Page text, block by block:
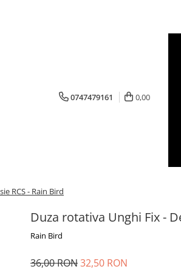
0747479161 0,00
RCS - Rain Bird
Duza rotativa Unghi Fix -
Rain Bird
36,00 RON32,50 RON